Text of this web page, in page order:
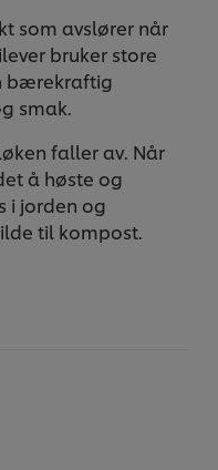
som avslører når
bruker store
bærekraftig
smak.
faller av. Når
å høste og
i jorden og
til kompost.